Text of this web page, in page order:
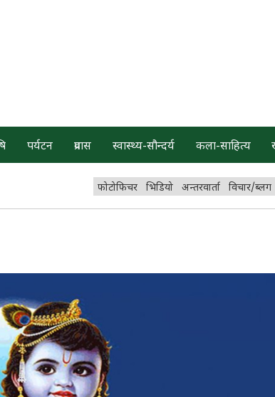
पर्यटन प्रवास स्वास्थ्य-सौन्दर्य कला-साहित्य
फोटोफिचर भिडियो अन्तरवार्ता विचार/ब्लग